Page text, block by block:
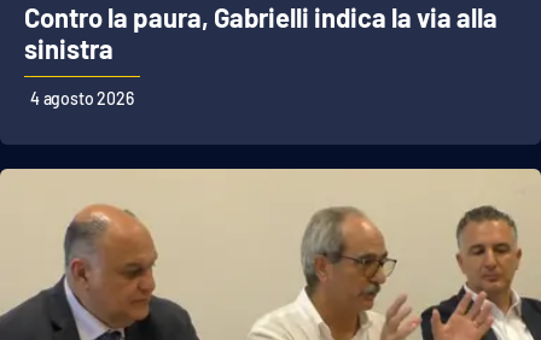
Contro la paura, Gabrielli indica la via alla
sinistra
4 agosto 2026